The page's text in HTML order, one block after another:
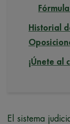
Historial
¡Únete al
El sistema